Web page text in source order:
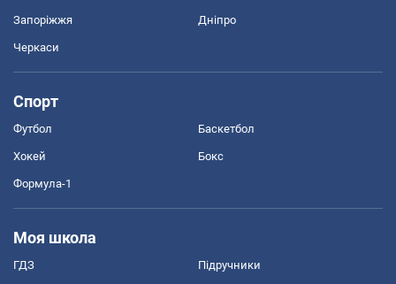
Запоріжжя Дніпро
Черкаси
Спорт
Футбол Баскетбол
Хокей Бокс
Формула-1
Моя школа
ГДЗ Підручники